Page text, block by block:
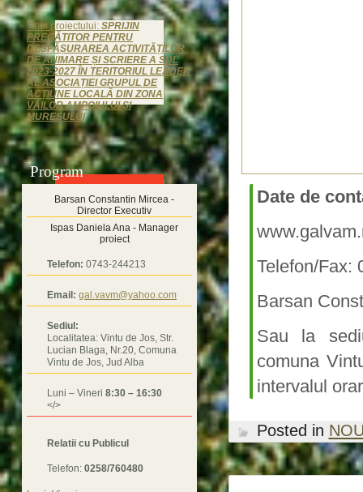
Date de
Telefon/Fax:
Barsan
Sau la
comuna
intervalul
Posted in
Titlul proiectului: SPRIJIN
PREGĂTITOR PENTRU
DESFĂȘURAREA ACTIVITĂȚILOR
DE ANIMARE ȘI SCRIERE A SDL
2023-2027 ÎN TERITORIUL LEADER
AL ASOCIAȚIEI GRUPUL DE
ACȚIUNE LOCALĂ DIN ZONA
VĂILOR AMPOIULUI ȘI
MUREȘULUI
Program
Barsan Constantin Mircea -
Director Executiv
Ispas Daniela Ana - Manager
proiect
Telefon: 0743-244213
Email: gal.vavm@yahoo.com
Sediul:
Localitatea: Vintu de Jos, Str.
Lucian Blaga, Nr.20, Comuna
Vintu de Jos, Jud Alba
Luni – Vineri 8:30 – 16:30
</>
Relatii cu Publicul
Telefon: 0258/760480